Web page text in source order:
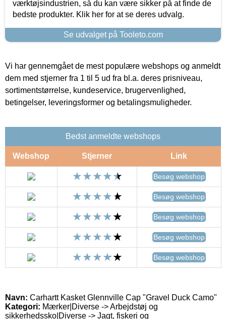
værktøjsindustrien, så du kan være sikker på at finde de
bedste produkter. Klik her for at se deres udvalg.
Se udvalget på Tooleto.com
Vi har gennemgået de mest populære webshops og anmeldt
dem med stjerner fra 1 til 5 ud fra bl.a. deres prisniveau,
sortimentstørrelse, kundeservice, brugervenlighed,
betingelser, leveringsformer og betalingsmuligheder.
Bedst anmeldte webshops
Webshop Stjerner Link
Besøg webshop
Besøg webshop
Besøg webshop
Besøg webshop
Besøg webshop
Navn: Carhartt Kasket Glennville Cap "Gravel Duck Camo"
Kategori: Mærker|Diverse -> Arbejdstøj og
sikkerhedssko|Diverse -> Jagt, fiskeri og